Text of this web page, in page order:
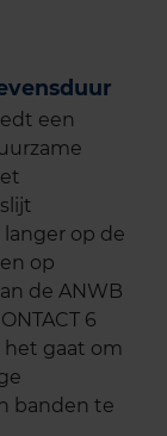
een
op de
op
de ANWB
6
het gaat om
banden te